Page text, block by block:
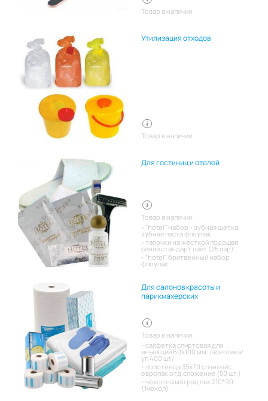
Товар в наличии
Утилизация отходов
Товар в наличии
Для гостиниц и отелей
Товар в наличии:
"hotel" набор - зубная щетка,
зубная паста флоупак
тапочки на жесткой подошве
синий стандарт лайт (25 пар)
"hotel" бритвенный набор
флоупак
Для салонов красоты и
парикмахерских
Товар в наличии:
салфетка спиртовая для
инъекций 60х100 мм. /асептика/
уп 400 шт/
полотенца 35х70 спанлейс
европак отд.сложение (50 шт.)
чехол на матрац пвх 210*90
(1чехол)